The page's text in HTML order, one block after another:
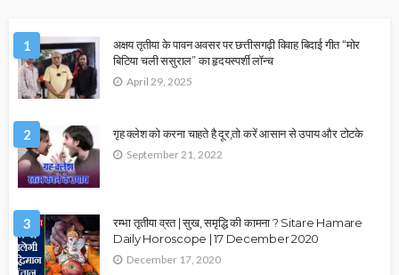
1
अक्षय तृतीया के पावन अवसर पर छत्तीसगढ़ी विवाह बिदाई गीत “मोर
बिटिया चली ससुराल” का हृदयस्पर्शी लॉन्च
April 29, 2025
2 गृह क्लेश को करना चाहते है दूर,तो करें आसान से उपाय और टोटके
September 21, 2022
3
रम्भा तृतीया व्रत | सुख, समृद्धि की कामना ? Sitare Hamare
Daily Horoscope | 17 December 2020
December 17, 2020